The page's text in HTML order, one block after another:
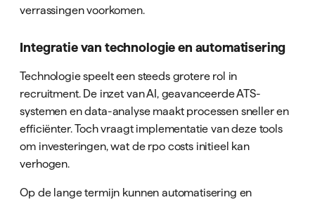
verrassingen voorkomen.
Integratie van technologie en automatisering
Technologie speelt een steeds grotere rol in
recruitment. De inzet van AI, geavanceerde ATS-
systemen en data-analyse maakt processen sneller en
efficiënter. Toch vraagt implementatie van deze tools
om investeringen, wat de rpo costs initieel kan
verhogen.
Op de lange termijn kunnen automatisering en